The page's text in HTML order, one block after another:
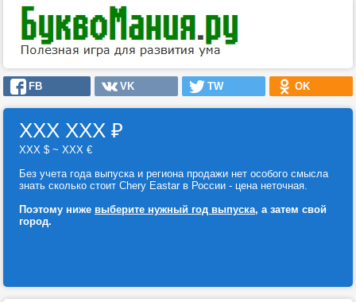
FB VK TW OK
ХХХ ХХХ ₽
ХХХ $ ~ ХХХ €
Без учета года выпуска и региона продажи нет особого смысла
знать сколько стоит Chery Eastar в России - цена неточная.
Поэтому ниже выберите нужный год выпуска, а затем свой
город.